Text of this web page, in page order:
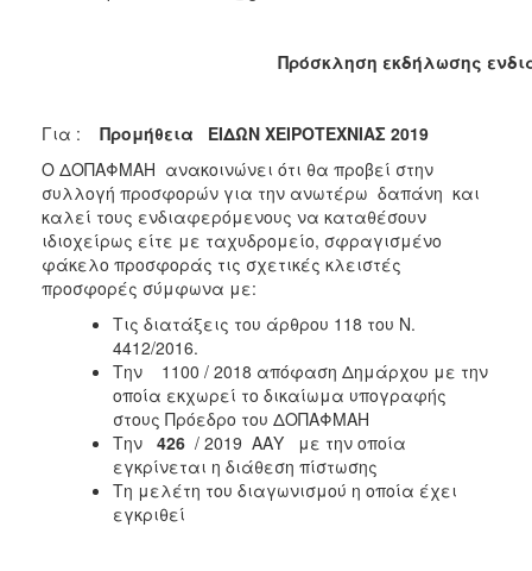
ΤΟΠΟΣ
ΠΟΛΙΤΙΣΜΟΣ
ΑΝΘΕΚΤΙΚΗ
ΠΟΛΗ
Πρόσκληση εκδήλωσης
Για :
Προμήθεια ΕΙΔΩΝ ΧΕΙΡΟΤΕΧΝΙΑΣ 2019
Ο ΔΟΠΑΦΜΑΗ ανακοινώνει ότι θα προβεί στην
συλλογή προσφορών για την ανωτέρω δαπάνη και
καλεί τους ενδιαφερόμενους να καταθέσουν
ιδιοχείρως είτε με ταχυδρομείο, σφραγισμένο
φάκελο προσφοράς τις σχετικές κλειστές
προσφορές σύμφωνα με:
Τις διατάξεις του άρθρου 118 του Ν.
4412/2016.
Την 1100 / 2018 απόφαση Δημάρχου με την
οποία εκχωρεί το δικαίωμα υπογραφής
στους Πρόεδρο του ΔΟΠΑΦΜΑΗ
Την 426 / 2019 ΑΑΥ με την οποία
εγκρίνεται η διάθεση πίστωσης
Τη μελέτη του διαγωνισμού η οποία έχει
εγκριθεί